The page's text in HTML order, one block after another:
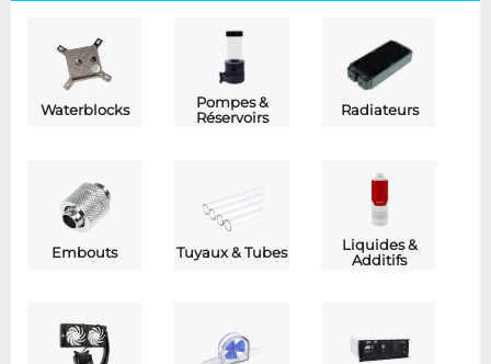
Waterblocks
Pompes &
Réservoirs
Radiateurs
Embouts Tuyaux & Tubes
Liquides &
Additifs